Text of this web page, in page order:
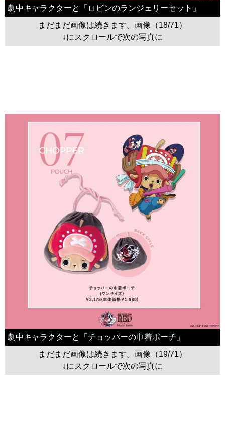
劇中キャラクターと「ロビンのランジェリーセット」
まだまだ画像は続きます。画像（18/71）
↓にスクロールで次の写真に
劇中キャラクターと「チョッパーの巾着ポーチ」
まだまだ画像は続きます。画像（19/71）
↓にスクロールで次の写真に